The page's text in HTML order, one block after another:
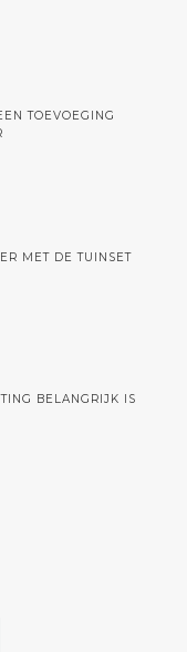
TOEVOEGING
MET DE TUINSET
BELANGRIJK IS